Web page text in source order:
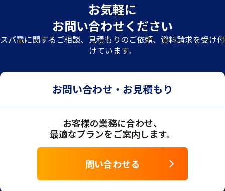
お気軽に
お問い合わせください
スパ電に関するご相談、見積もりのご依頼、資料請求を受け付
けています。
お問い合わせ・お見積もり
お客様の業務に合わせ、
最適なプランをご案内します。
問い合わせる